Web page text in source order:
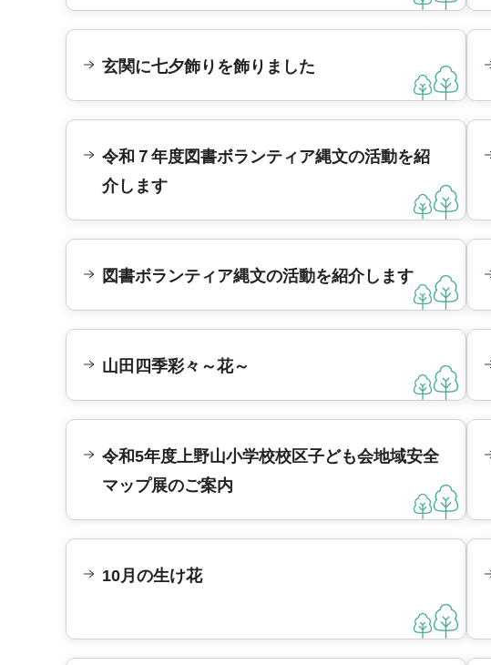
玄関に七夕飾りを飾りました
令和７年度図書ボランティア縄文の活動を紹
介します
図書ボランティア縄文の活動を紹介します
山田四季彩々～花～
令和5年度上野山小学校校区子ども会地域安全
マップ展のご案内
10月の生け花